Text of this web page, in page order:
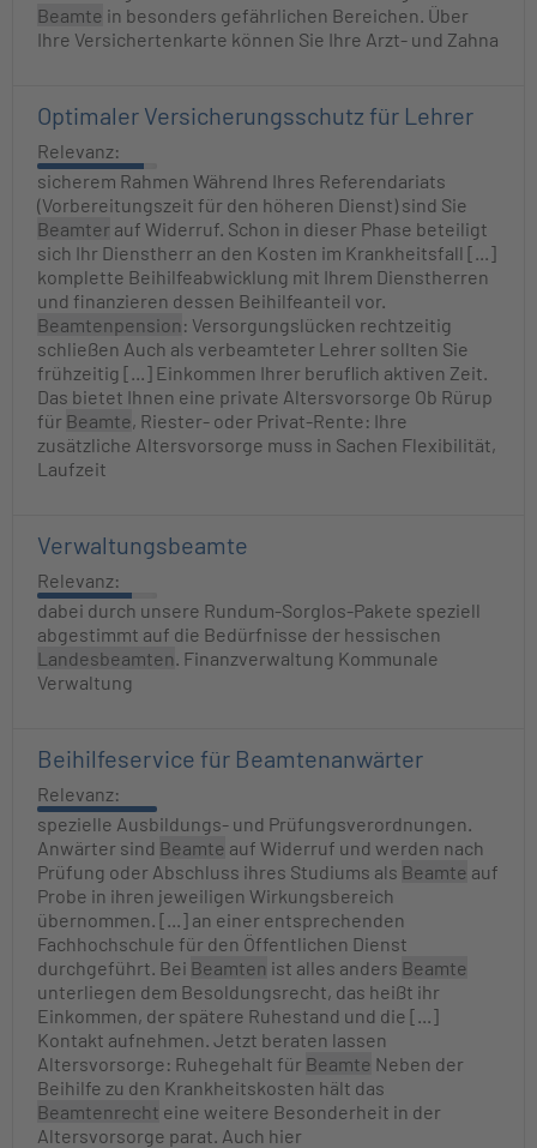
Beamte in besonders gefährlichen Bereichen. Über
Ihre Versichertenkarte können Sie Ihre Arzt- und Zahna
Optimaler Versicherungsschutz für Lehrer
Relevanz:
sicherem Rahmen Während Ihres Referendariats
(Vorbereitungszeit für den höheren Dienst) sind Sie
Beamter auf Widerruf. Schon in dieser Phase beteiligt
sich Ihr Dienstherr an den Kosten im Krankheitsfall [...]
komplette Beihilfeabwicklung mit Ihrem Dienstherren
und finanzieren dessen Beihilfeanteil vor.
Beamtenpension : Versorgungslücken rechtzeitig
schließen Auch als verbeamteter Lehrer sollten Sie
frühzeitig [...] Einkommen Ihrer beruflich aktiven Zeit.
Das bietet Ihnen eine private Altersvorsorge Ob Rürup
für Beamte, Riester- oder Privat-Rente: Ihre
zusätzliche Altersvorsorge muss in Sachen Flexibilität,
Laufzeit
Verwaltungsbeamte
Relevanz:
dabei durch unsere Rundum-Sorglos-Pakete speziell
abgestimmt auf die Bedürfnisse der hessischen
Landesbeamten. Finanzverwaltung Kommunale
Verwaltung
Beihilfeservice für Beamtenanwärter
Relevanz:
spezielle Ausbildungs- und Prüfungsverordnungen.
Anwärter sind Beamte auf Widerruf und werden nach
Prüfung oder Abschluss ihres Studiums als Beamte auf
Probe in ihren jeweiligen Wirkungsbereich
übernommen. [...] an einer entsprechenden
Fachhochschule für den Öffentlichen Dienst
durchgeführt. Bei Beamten ist alles anders Beamte
unterliegen dem Besoldungsrecht, das heißt ihr
Einkommen, der spätere Ruhestand und die [...]
Kontakt aufnehmen. Jetzt beraten lassen
Altersvorsorge: Ruhegehalt für Beamte Neben der
Beihilfe zu den Krankheitskosten hält das
Beamtenrecht eine weitere Besonderheit in der
Altersvorsorge parat. Auch hier